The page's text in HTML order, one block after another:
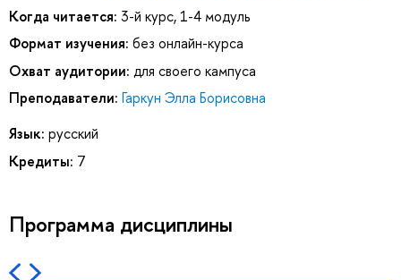
Когда читается: 3-й курс, 1-4 модуль
Формат изучения: без онлайн-курса
Охват аудитории: для своего кампуса
Преподаватели: Гаркун Элла Борисовна
Язык: русский
Кредиты: 7
Программа дисциплины